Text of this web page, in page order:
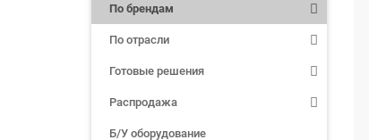
По брендам
По отрасли
Готовые решения
Распродажа
Б/У оборудование